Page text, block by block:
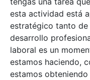
esta actividad está
estratégico tanto
desarrollo
laboral es un
estamos haciendo,
estamos